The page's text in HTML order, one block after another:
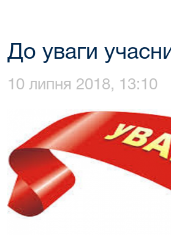
До уваги
10 липня 2018, 13:10